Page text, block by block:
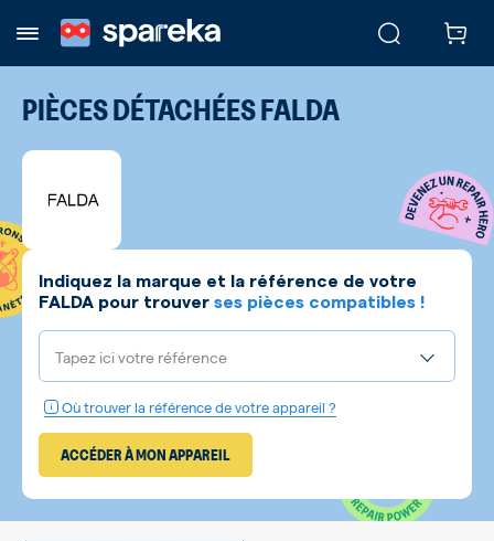
PIÈCES DÉTACHÉESFALDA
Indiquez la marque et la référence de votre
FALDA pour trouver ses pièces compatibles !
Tapez ici votre référence
Où trouver la référence de votre appareil ?
ACCÉDER À MON APPAREIL